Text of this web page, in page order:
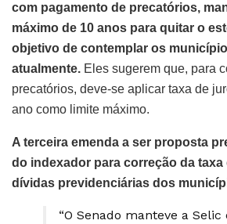
com pagamento de precatórios,
máximo de 10 anos para quitar o
objetivo de contemplar os
atualmente. Eles sugerem que, para
precatórios, deve-se aplicar taxa de
ano como limite máximo.
A terceira emenda a ser proposta
do indexador para correção da taxa
dívidas previdenciárias dos
“O Senado manteve a